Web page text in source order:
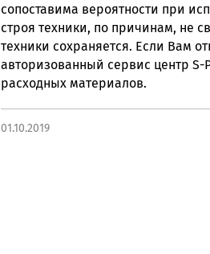
сопоставима вероятности при
строя техники, по причинам, не
техники сохраняется. Если Вам
авторизованный сервис центр S-
расходных материалов.
01.10.2019